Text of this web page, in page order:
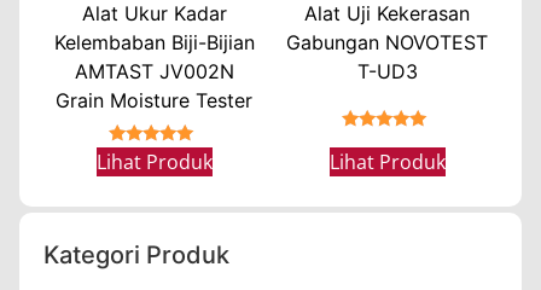
Alat Ukur Kadar
Kelembaban Biji-Bijian
AMTAST JV002N
Grain Moisture Tester
★★★★★
Lihat Produk
Alat Uji Kekerasan
Gabungan NOVOTEST
T-UD3
Lihat Produk
Kategori Produk